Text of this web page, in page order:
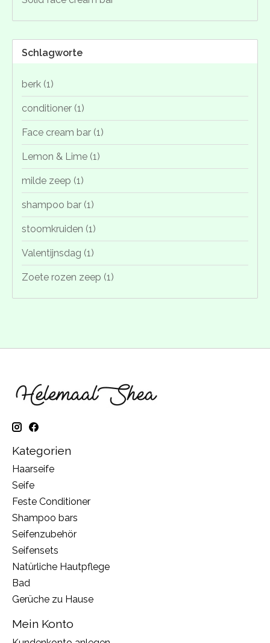
Schlagworte
berk (1)
conditioner (1)
Face cream bar (1)
Lemon & Lime (1)
milde zeep (1)
shampoo bar (1)
stoomkruiden (1)
Valentijnsdag (1)
Zoete rozen zeep (1)
Kategorien
Haarseife
Seife
Feste Conditioner
Shampoo bars
Seifenzubehör
Seifensets
Natürliche Hautpflege
Bad
Gerüche zu Hause
Mein Konto